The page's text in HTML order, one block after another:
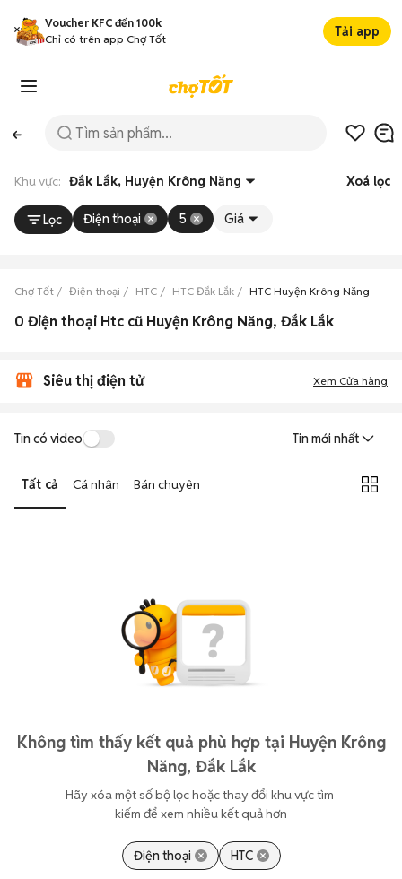
Voucher KFC đến 100k
Chỉ có trên app Chợ Tốt
Tải app
Khu vực: Đắk Lắk, Huyện Krông Năng Xoá lọc
Lọc Điện thoại 5 Giá
Chợ Tốt Điện thoại HTC HTC Đắk Lắk HTC Huyện Krông Năng
0 Điện thoại Htc cũ Huyện Krông Năng, Đắk Lắk
Siêu thị điện tử Xem Cửa hàng
Tin có video Tin mới nhất
Tất cả Cá nhân Bán chuyên
Không tìm thấy kết quả phù hợp tại Huyện Krông
Năng, Đắk Lắk
Hãy xóa một số bộ lọc hoặc thay đổi khu vực tìm
kiếm để xem nhiều kết quả hơn
Điện thoại HTC